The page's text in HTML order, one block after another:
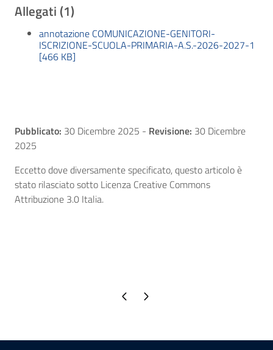
Allegati (1)
annotazione COMUNICAZIONE-GENITORI-
ISCRIZIONE-SCUOLA-PRIMARIA-A.S.-2026-2027-1
[466 KB]
Pubblicato: 30 Dicembre 2025 - Revisione: 30 Dicembre
2025
Eccetto dove diversamente specificato, questo articolo è
stato rilasciato sotto Licenza Creative Commons
Attribuzione 3.0 Italia.
Pagina precedente
Pagina successiva